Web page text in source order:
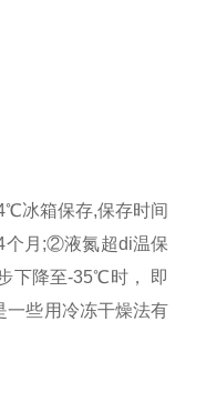
℃冰箱保存,保存时间
个月 ;②液氮超di温保
下降至-35℃时，
即
一些用冷冻干燥法有